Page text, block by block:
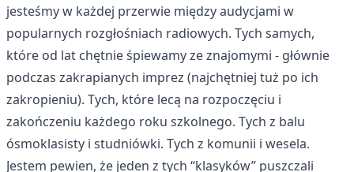
jesteśmy w każdej przerwie między audycjami w
popularnych rozgłośniach radiowych. Tych samych,
które od lat chętnie śpiewamy ze znajomymi - głównie
podczas zakrapianych imprez (najchętniej tuż po ich
zakropieniu). Tych, które lecą na rozpoczęciu i
zakończeniu każdego roku szkolnego. Tych z balu
ósmoklasisty i studniówki. Tych z komunii i wesela.
Jestem pewien, że jeden z tych “klasyków” puszczali